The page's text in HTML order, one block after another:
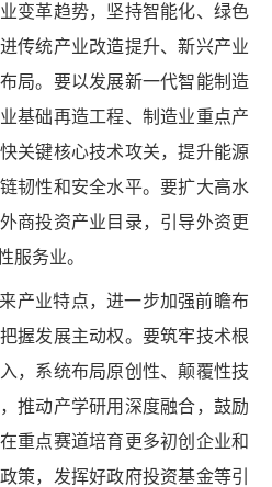
变革趋势，坚持智能化、绿色
传统产业改造提升、新兴产业
局。要以发展新一代智能制造
基础再造工程、制造业重点产
关键核心技术攻关，提升能源
韧性和安全水平。要扩大高水
商投资产业目录，引导外资更
服务业。
产业特点，进一步加强前瞻布
握发展主动权。要筑牢技术根
，系统布局原创性、颠覆性技
推动产学研用深度融合，鼓励
重点赛道培育更多初创企业和
策，发挥好政府投资基金等引